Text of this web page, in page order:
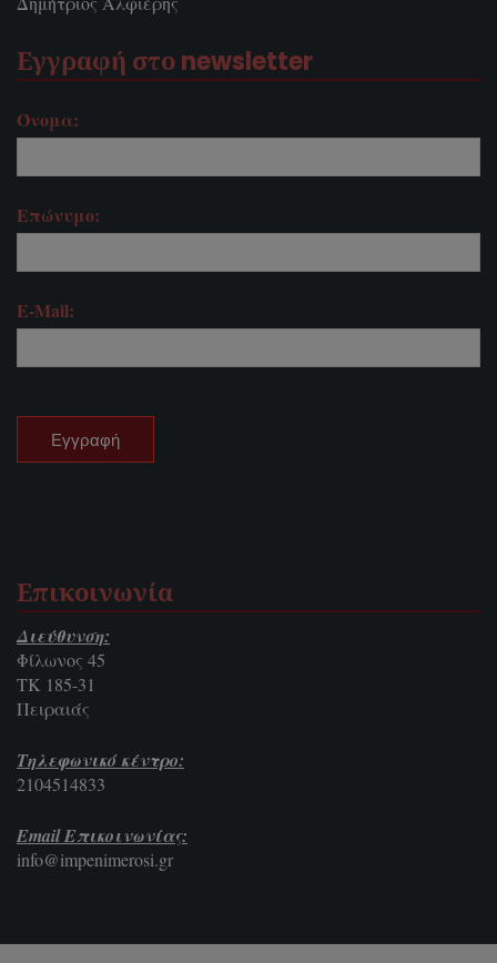
Εγγραφή στο newsletter
Όνομα:
Επώνυμο:
E-Mail:
Επικοινωνία
Διεύθυνση:
Φίλωνος 45
ΤΚ 185-31
Πειραιάς
Τηλεφωνικό κέντρο:
2104514833
Email Επικοινωνίας:
info@impenimerosi.gr